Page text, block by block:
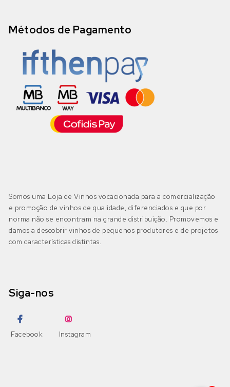
Métodos de Pagamento
Somos uma Loja de Vinhos vocacionada para a comercialização
e promoção de vinhos de qualidade, diferenciados e que por
norma não se encontram na grande distribuição. Promovemos e
damos a descobrir vinhos de pequenos produtores e de projetos
com características distintas.
Siga-nos
Facebook Instagram